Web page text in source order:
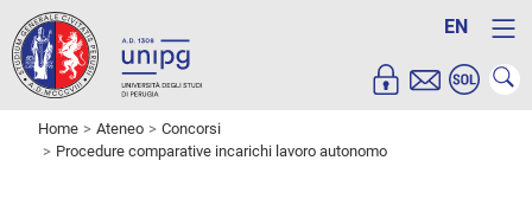
EN
Home Ateneo
Concorsi
Procedure comparative incarichi lavoro autonomo